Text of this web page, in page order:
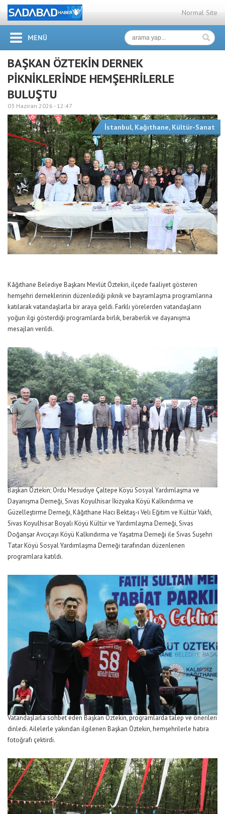
Normal Site
MENÜ
BAŞKAN ÖZTEKİN DERNEK
PİKNİKLERİNDE HEMŞEHRİLERLE
BULUŞTU
03 Haziran 2026 - 12:47
İstanbul, Kağıthane, Kültür-Sanat
Kâğıthane Belediye Başkanı Mevlüt Öztekin, ilçede faaliyet gösteren
hemşehri derneklerinin düzenlediği piknik ve bayramlaşma programlarına
katılarak vatandaşlarla bir araya geldi. Farklı yörelerden vatandaşların
yoğun ilgi gösterdiği programlarda birlik, beraberlik ve dayanışma
mesajları verildi.
Başkan Öztekin; Ordu Mesudiye Çaltepe Köyü Sosyal Yardımlaşma ve
Dayanışma Derneği, Sivas Koyulhisar İkizyaka Köyü Kalkındırma ve
Güzelleştirme Derneği, Kâğıthane Hacı Bektaş-ı Veli Eğitim ve Kültür Vakfı,
Sivas Koyulhisar Boyalı Köyü Kültür ve Yardımlaşma Derneği, Sivas
Doğanşar Avcıçayı Köyü Kalkındırma ve Yaşatma Derneği ile Sivas Suşehri
Tatar Köyü Sosyal Yardımlaşma Derneği tarafından düzenlenen
programlara katıldı.
Vatandaşlarla sohbet eden Başkan Öztekin, programlarda talep ve önerileri
dinledi. Ailelerle yakından ilgilenen Başkan Öztekin, hemşehrilerle hatıra
fotoğrafı çektirdi.